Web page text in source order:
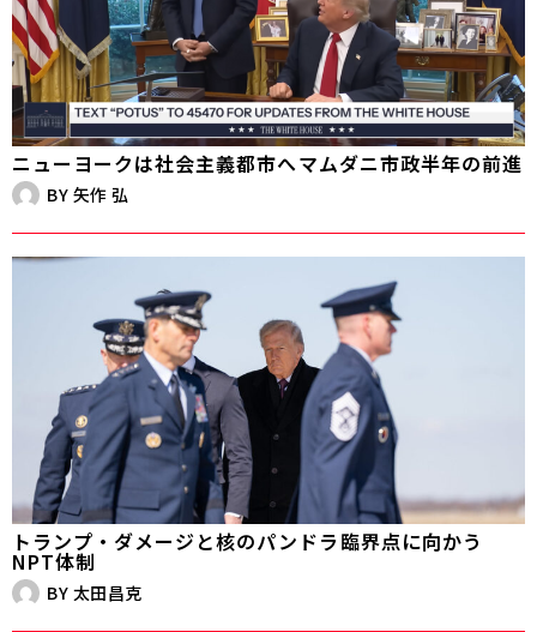
ニューヨークは社会主義都市へ――マムダニ市政半年の前進
BY 矢作 弘
トランプ・ダメージと核のパンドラ――臨界点に向かう
NPT体制
BY 太田昌克